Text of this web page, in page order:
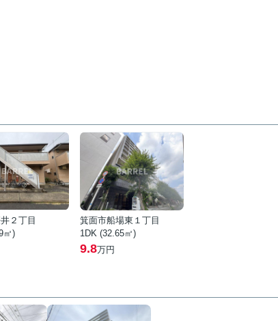
２丁目
㎡)
箕面市船場東１丁目
1DK (32.65㎡)
9.8万円